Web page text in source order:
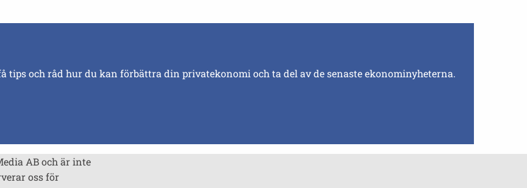
tips och råd hur du kan förbättra din privatekonomi och ta del av de senaste ekonominyheterna.
AB och är inte
oss för